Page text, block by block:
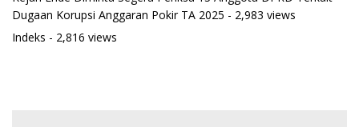
Dugaan Korupsi Anggaran Pokir TA 2025 - 2,983 views
Indeks - 2,816 views